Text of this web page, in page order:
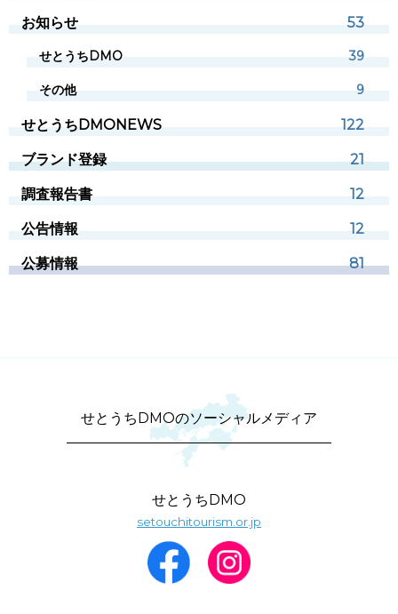
お知らせ 53
せとうちDMO 39
その他 9
せとうちDMONEWS 122
ブランド登録 21
調査報告書 12
公告情報 12
公募情報 81
せとうちDMOのソーシャルメディア
せとうちDMO
setouchitourism.or.jp